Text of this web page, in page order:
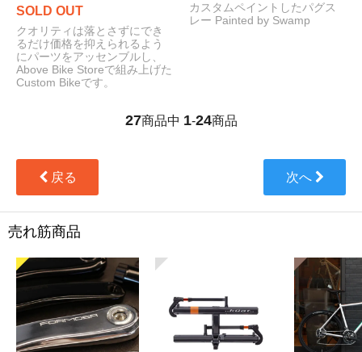
SOLD OUT
クオリティは落とさずにでき
るだけ価格を抑えられるよう
にパーツをアッセンブルし、
Above Bike Storeで組み上げた
Custom Bikeです。
カスタムペイントしたパグス
レー Painted by Swamp
27商品中 1-24商品
戻る 次へ
売れ筋商品